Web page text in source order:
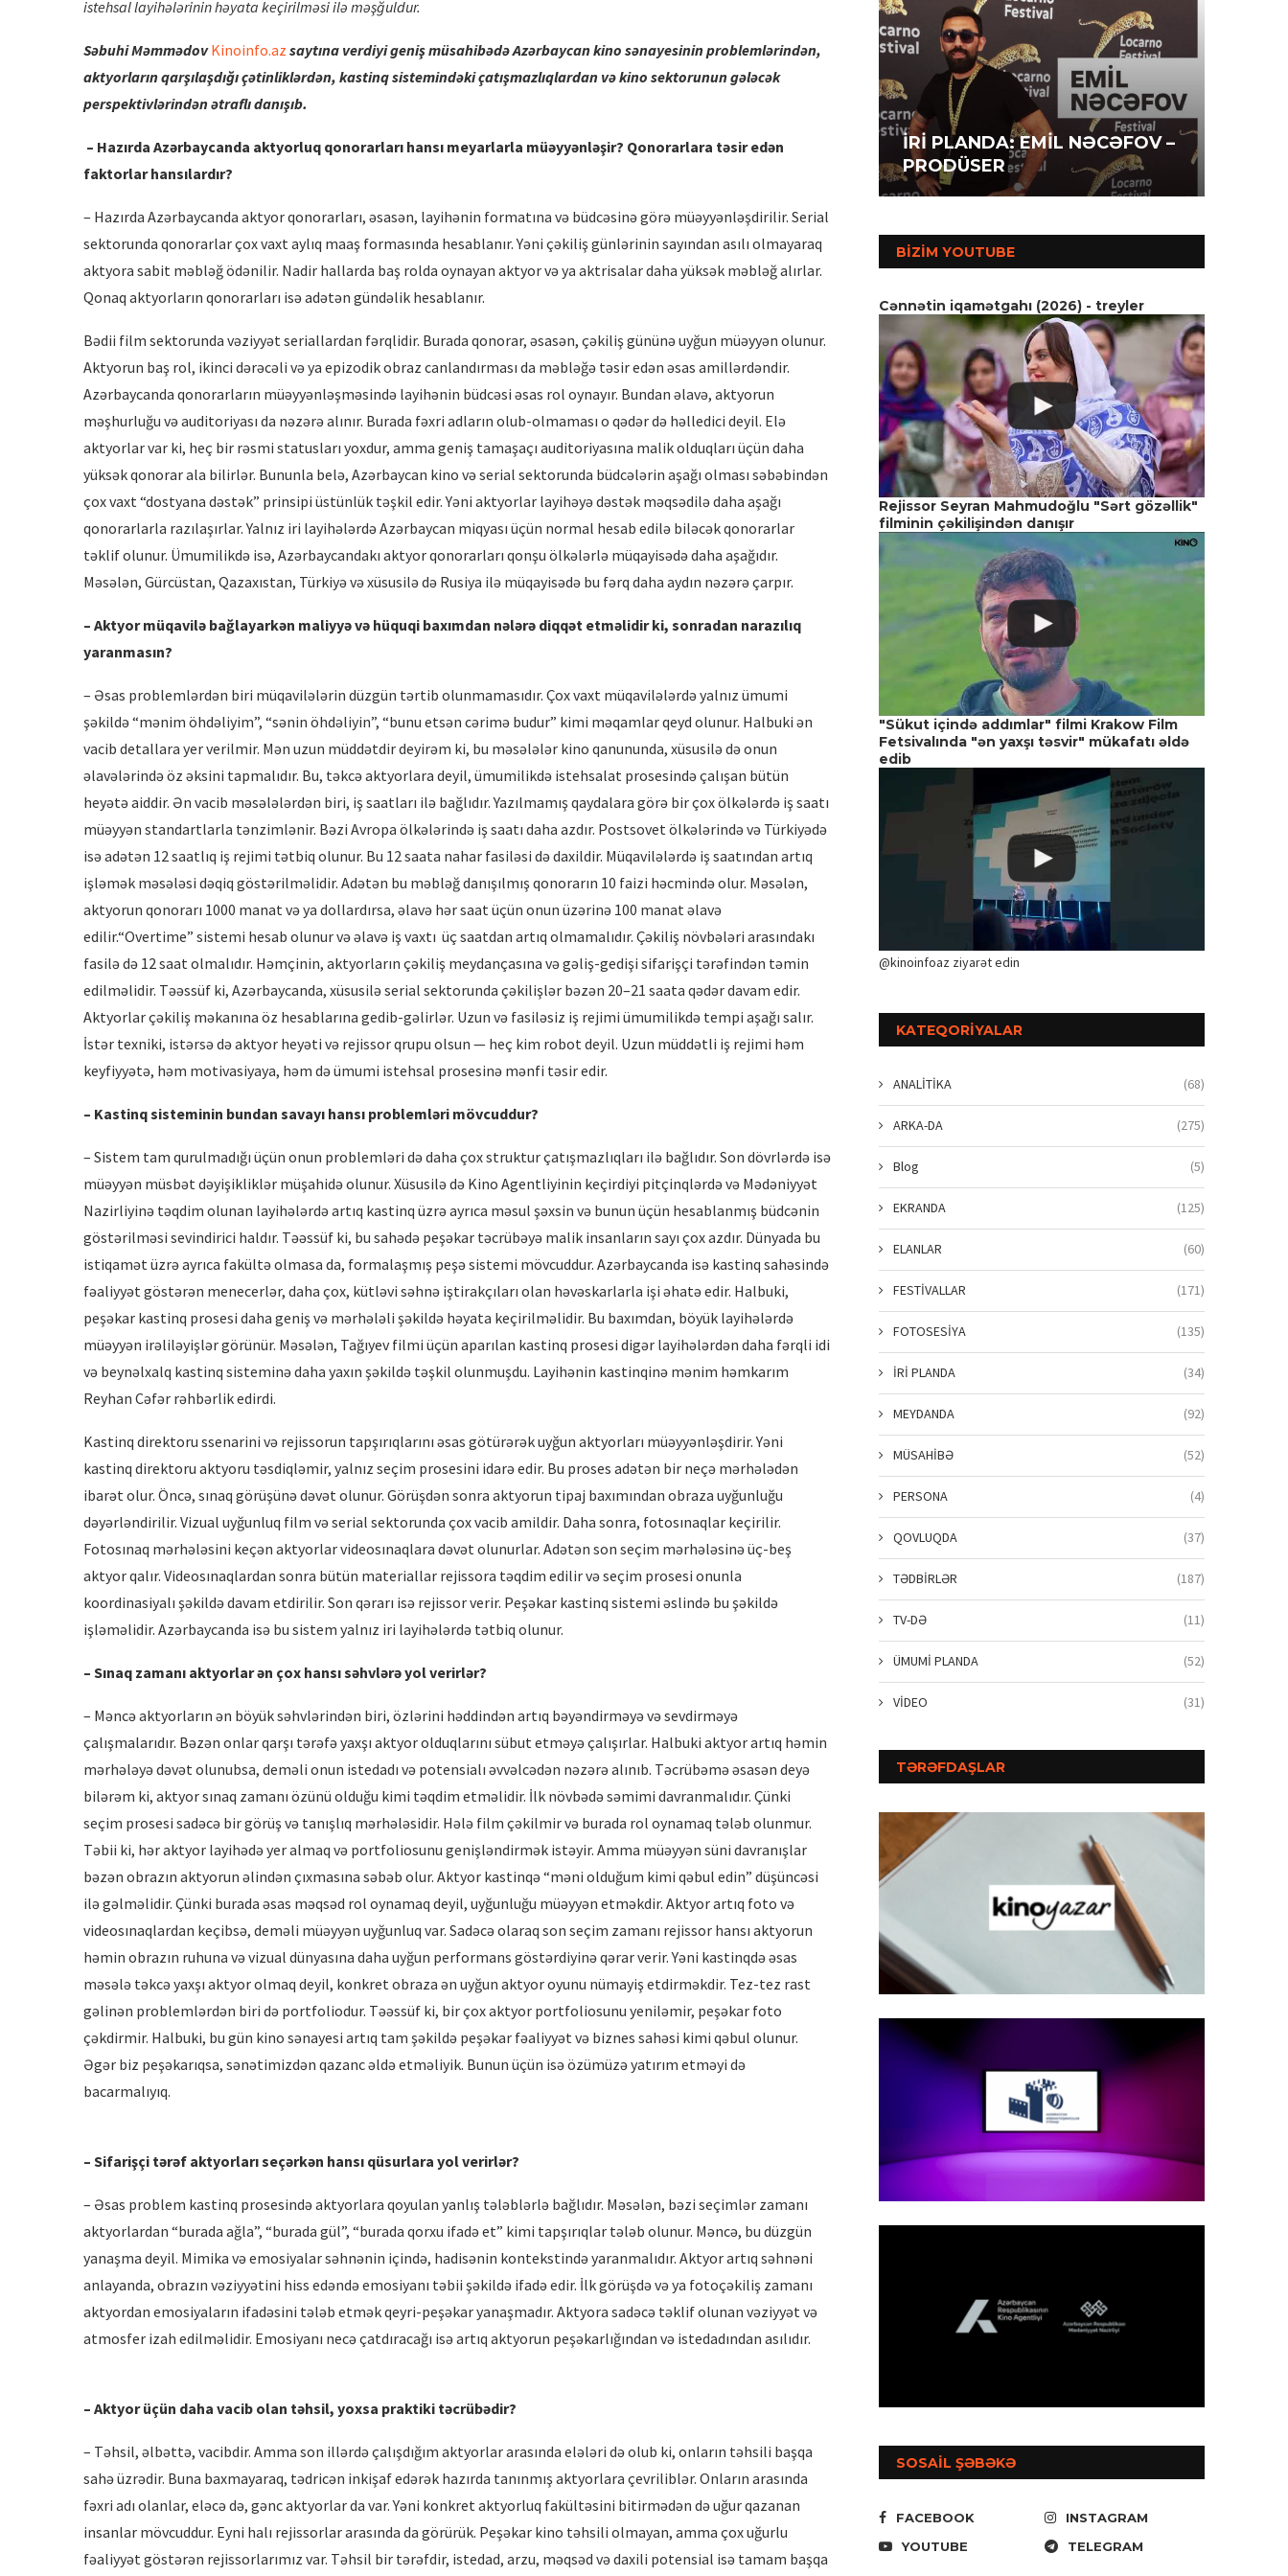
istehsal layihələrinin həyata keçirilməsi ilə məşğuldur.
Səbuhi MəmmədovKinoinfo.az saytına verdiyi geniş müsahibədə Azərbaycan kino sənayesinin problemlərindən,
aktyorların qarşılaşdığı çətinliklərdən, kastinq sistemindəki çatışmazlıqlardan və kino sektorunun gələcək
perspektivlərindən ətraflı danışıb.
– Hazırda Azərbaycanda aktyorluq qonorarları hansı meyarlarla müəyyənləşir? Qonorarlara təsir edən
faktorlar hansılardır?
– Hazırda Azərbaycanda aktyor qonorarları, əsasən, layihənin formatına və büdcəsinə görə müəyyənləşdirilir. Serial
sektorunda qonorarlar çox vaxt aylıq maaş formasında hesablanır. Yəni çəkiliş günlərinin sayından asılı olmayaraq
aktyora sabit məbləğ ödənilir. Nadir hallarda baş rolda oynayan aktyor və ya aktrisalar daha yüksək məbləğ alırlar.
Qonaq aktyorların qonorarları isə adətən gündəlik hesablanır.
Bədii film sektorunda vəziyyət seriallardan fərqlidir. Burada qonorar, əsasən, çəkiliş gününə uyğun müəyyən olunur.
Aktyorun baş rol, ikinci dərəcəli və ya epizodik obraz canlandırması da məbləğə təsir edən əsas amillərdəndir.
Azərbaycanda qonorarların müəyyənləşməsində layihənin büdcəsi əsas rol oynayır. Bundan əlavə, aktyorun
məşhurluğu və auditoriyası da nəzərə alınır. Burada fəxri adların olub-olmaması o qədər də həlledici deyil. Elə
aktyorlar var ki, heç bir rəsmi statusları yoxdur, amma geniş tamaşaçı auditoriyasına malik olduqları üçün daha
yüksək qonorar ala bilirlər. Bununla belə, Azərbaycan kino və serial sektorunda büdcələrin aşağı olması səbəbindən
çox vaxt “dostyana dəstək” prinsipi üstünlük təşkil edir. Yəni aktyorlar layihəyə dəstək məqsədilə daha aşağı
qonorarlarla razılaşırlar. Yalnız iri layihələrdə Azərbaycan miqyası üçün normal hesab edilə biləcək qonorarlar
təklif olunur. Ümumilikdə isə, Azərbaycandakı aktyor qonorarları qonşu ölkələrlə müqayisədə daha aşağıdır.
Məsələn, Gürcüstan, Qazaxıstan, Türkiyə və xüsusilə də Rusiya ilə müqayisədə bu fərq daha aydın nəzərə çarpır.
– Aktyor müqavilə bağlayarkən maliyyə və hüquqi baxımdan nələrə diqqət etməlidir ki, sonradan narazılıq
yaranmasın?
– Əsas problemlərdən biri müqavilələrin düzgün tərtib olunmamasıdır. Çox vaxt müqavilələrdə yalnız ümumi
şəkildə “mənim öhdəliyim”, “sənin öhdəliyin”, “bunu etsən cərimə budur” kimi məqamlar qeyd olunur. Halbuki ən
vacib detallara yer verilmir. Mən uzun müddətdir deyirəm ki, bu məsələlər kino qanununda, xüsusilə də onun
əlavələrində öz əksini tapmalıdır. Bu, təkcə aktyorlara deyil, ümumilikdə istehsalat prosesində çalışan bütün
heyətə aiddir. Ən vacib məsələlərdən biri, iş saatları ilə bağlıdır. Yazılmamış qaydalara görə bir çox ölkələrdə iş saatı
müəyyən standartlarla tənzimlənir. Bəzi Avropa ölkələrində iş saatı daha azdır. Postsovet ölkələrində və Türkiyədə
isə adətən 12 saatlıq iş rejimi tətbiq olunur. Bu 12 saata nahar fasiləsi də daxildir. Müqavilələrdə iş saatından artıq
işləmək məsələsi dəqiq göstərilməlidir. Adətən bu məbləğ danışılmış qonorarın 10 faizi həcmində olur. Məsələn,
aktyorun qonorarı 1000 manat və ya dollardırsa, əlavə hər saat üçün onun üzərinə 100 manat əlavə
edilir.“Overtime” sistemi hesab olunur və əlavə iş vaxtı üç saatdan artıq olmamalıdır. Çəkiliş növbələri arasındakı
fasilə də 12 saat olmalıdır. Həmçinin, aktyorların çəkiliş meydançasına və gəliş-gedişi sifarişçi tərəfindən təmin
edilməlidir. Təəssüf ki, Azərbaycanda, xüsusilə serial sektorunda çəkilişlər bəzən 20–21 saata qədər davam edir.
Aktyorlar çəkiliş məkanına öz hesablarına gedib-gəlirlər. Uzun və fasiləsiz iş rejimi ümumilikdə tempi aşağı salır.
İstər texniki, istərsə də aktyor heyəti və rejissor qrupu olsun — heç kim robot deyil. Uzun müddətli iş rejimi həm
keyfiyyətə, həm motivasiyaya, həm də ümumi istehsal prosesinə mənfi təsir edir.
– Kastinq sisteminin bundan savayı hansı problemləri mövcuddur?
– Sistem tam qurulmadığı üçün onun problemləri də daha çox struktur çatışmazlıqları ilə bağlıdır. Son dövrlərdə isə
müəyyən müsbət dəyişikliklər müşahidə olunur. Xüsusilə də Kino Agentliyinin keçirdiyi pitçinqlərdə və Mədəniyyət
Nazirliyinə təqdim olunan layihələrdə artıq kastinq üzrə ayrıca məsul şəxsin və bunun üçün hesablanmış büdcənin
göstərilməsi sevindirici haldır. Təəssüf ki, bu sahədə peşəkar təcrübəyə malik insanların sayı çox azdır. Dünyada bu
istiqamət üzrə ayrıca fakültə olmasa da, formalaşmış peşə sistemi mövcuddur. Azərbaycanda isə kastinq sahəsində
fəaliyyət göstərən menecerlər, daha çox, kütləvi səhnə iştirakçıları olan həvəskarlarla işi əhatə edir. Halbuki,
peşəkar kastinq prosesi daha geniş və mərhələli şəkildə həyata keçirilməlidir. Bu baxımdan, böyük layihələrdə
müəyyən irəliləyişlər görünür. Məsələn, Tağıyev filmi üçün aparılan kastinq prosesi digər layihələrdən daha fərqli idi
və beynəlxalq kastinq sisteminə daha yaxın şəkildə təşkil olunmuşdu. Layihənin kastinqinə mənim həmkarım
Reyhan Cəfər rəhbərlik edirdi.
Kastinq direktoru ssenarini və rejissorun tapşırıqlarını əsas götürərək uyğun aktyorları müəyyənləşdirir. Yəni
kastinq direktoru aktyoru təsdiqləmir, yalnız seçim prosesini idarə edir. Bu proses adətən bir neçə mərhələdən
ibarət olur. Öncə, sınaq görüşünə dəvət olunur. Görüşdən sonra aktyorun tipaj baxımından obraza uyğunluğu
dəyərləndirilir. Vizual uyğunluq film və serial sektorunda çox vacib amildir. Daha sonra, fotosınaqlar keçirilir.
Fotosınaq mərhələsini keçən aktyorlar videosınaqlara dəvət olunurlar. Adətən son seçim mərhələsinə üç-beş
aktyor qalır. Videosınaqlardan sonra bütün materiallar rejissora təqdim edilir və seçim prosesi onunla
koordinasiyalı şəkildə davam etdirilir. Son qərarı isə rejissor verir. Peşəkar kastinq sistemi əslində bu şəkildə
işləməlidir. Azərbaycanda isə bu sistem yalnız iri layihələrdə tətbiq olunur.
– Sınaq zamanı aktyorlar ən çox hansı səhvlərə yol verirlər?
– Məncə aktyorların ən böyük səhvlərindən biri, özlərini həddindən artıq bəyəndirməyə və sevdirməyə
çalışmalarıdır. Bəzən onlar qarşı tərəfə yaxşı aktyor olduqlarını sübut etməyə çalışırlar. Halbuki aktyor artıq həmin
mərhələyə dəvət olunubsa, deməli onun istedadı və potensialı əvvəlcədən nəzərə alınıb. Təcrübəmə əsasən deyə
bilərəm ki, aktyor sınaq zamanı özünü olduğu kimi təqdim etməlidir. İlk növbədə səmimi davranmalıdır. Çünki
seçim prosesi sadəcə bir görüş və tanışlıq mərhələsidir. Hələ film çəkilmir və burada rol oynamaq tələb olunmur.
Təbii ki, hər aktyor layihədə yer almaq və portfoliosunu genişləndirmək istəyir. Amma müəyyən süni davranışlar
bəzən obrazın aktyorun əlindən çıxmasına səbəb olur. Aktyor kastinqə “məni olduğum kimi qəbul edin” düşüncəsi
ilə gəlməlidir. Çünki burada əsas məqsəd rol oynamaq deyil, uyğunluğu müəyyən etməkdir. Aktyor artıq foto və
videosınaqlardan keçibsə, deməli müəyyən uyğunluq var. Sadəcə olaraq son seçim zamanı rejissor hansı aktyorun
həmin obrazın ruhuna və vizual dünyasına daha uyğun performans göstərdiyinə qərar verir. Yəni kastinqdə əsas
məsələ təkcə yaxşı aktyor olmaq deyil, konkret obraza ən uyğun aktyor oyunu nümayiş etdirməkdir. Tez-tez rast
gəlinən problemlərdən biri də portfoliodur. Təəssüf ki, bir çox aktyor portfoliosunu yeniləmir, peşəkar foto
çəkdirmir. Halbuki, bu gün kino sənayesi artıq tam şəkildə peşəkar fəaliyyət və biznes sahəsi kimi qəbul olunur.
Əgər biz peşəkarıqsa, sənətimizdən qazanc əldə etməliyik. Bunun üçün isə özümüzə yatırım etməyi də
bacarmalıyıq.
– Sifarişçi tərəf aktyorları seçərkən hansı qüsurlara yol verirlər?
– Əsas problem kastinq prosesində aktyorlara qoyulan yanlış tələblərlə bağlıdır. Məsələn, bəzi seçimlər zamanı
aktyorlardan “burada ağla”, “burada gül”, “burada qorxu ifadə et” kimi tapşırıqlar tələb olunur. Məncə, bu düzgün
yanaşma deyil. Mimika və emosiyalar səhnənin içində, hadisənin kontekstində yaranmalıdır. Aktyor artıq səhnəni
anlayanda, obrazın vəziyyətini hiss edəndə emosiyanı təbii şəkildə ifadə edir. İlk görüşdə və ya fotoçəkiliş zamanı
aktyordan emosiyaların ifadəsini tələb etmək qeyri-peşəkar yanaşmadır. Aktyora sadəcə təklif olunan vəziyyət və
atmosfer izah edilməlidir. Emosiyanı necə çatdıracağı isə artıq aktyorun peşəkarlığından və istedadından asılıdır.
– Aktyor üçün daha vacib olan təhsil, yoxsa praktiki təcrübədir?
– Təhsil, əlbəttə, vacibdir. Amma son illərdə çalışdığım aktyorlar arasında elələri də olub ki, onların təhsili başqa
sahə üzrədir. Buna baxmayaraq, tədricən inkişaf edərək hazırda tanınmış aktyorlara çevriliblər. Onların arasında
fəxri adı olanlar, eləcə də, gənc aktyorlar da var. Yəni konkret aktyorluq fakültəsini bitirmədən də uğur qazanan
insanlar mövcuddur. Eyni halı rejissorlar arasında da görürük. Peşəkar kino təhsili olmayan, amma çox uğurlu
fəaliyyət göstərən rejissorlarımız var. Təhsil bir tərəfdir, istedad, arzu, məqsəd və daxili potensial isə tamam başqa
İRİ PLANDA: EMİL NƏCƏFOV –
İRİ PLANDA: İLAHƏ
HƏSƏNOVA – AKTRİSA
BIZIM YOUTUBE
Cənnətin iqamətgahı (2026) - treyler
Rejissor Seyran Mahmudoğlu "Sərt gözəllik"
filminin çəkilişindən danışır
"Sükut içində addımlar" filmi Krakow Film
Fetsivalında "ən yaxşı təsvir" mükafatı əldə
edib
@kinoinfoaz ziyarət edin
KATEQORIYALAR
ANALİTİKA (68)
ARKA-DA (275)
Blog (5)
EKRANDA (125)
ELANLAR (60)
FESTİVALLAR (171)
FOTOSESİYA (135)
İRİ PLANDA (34)
MEYDANDA (92)
MÜSAHİBƏ (52)
PERSONA (4)
QOVLUQDA (37)
TƏDBİRLƏR (187)
TV-DƏ (11)
ÜMUMİ PLANDA (52)
VİDEO (31)
TƏRƏFDAŞLAR
SOSAİL ŞƏBƏKƏ
FACEBOOK
INSTAGRAM
YOUTUBE
TELEGRAM